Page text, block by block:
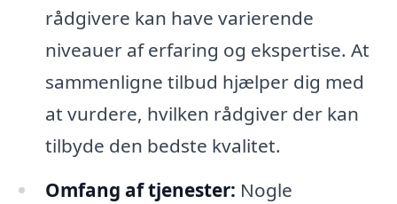
rådgivere kan have varierende
niveauer af erfaring og ekspertise. At
sammenligne tilbud hjælper dig med
at vurdere, hvilken rådgiver der kan
tilbyde den bedste kvalitet.
Omfang af tjenester: Nogle